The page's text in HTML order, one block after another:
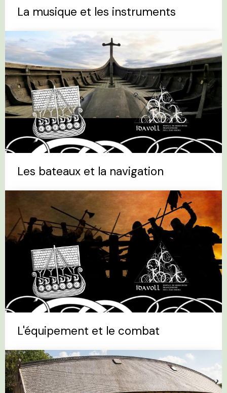
La musique et les instruments
Les bateaux et la navigation
L'équipement et le combat